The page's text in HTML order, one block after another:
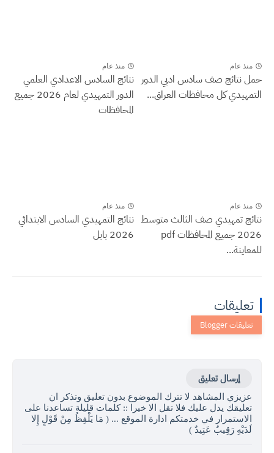
منذ عام
حمل نتائج صف سادس ادبي الدور
التمهيدي كل محافظات العراق...
منذ عام
نتائج السادس الاعدادي العلمي
الدور التمهيدي لعام 2026 جميع
المحافظات
منذ عام
نتائج تمهيدي صف الثالث متوسط
2026 جميع المحافظات pdf
للمعاينة...
منذ عام
نتائج التمهيدي السادس الابتدائي
2026 بابل
تعليقات
إرسال تعليق
عزيزي المشاهد لا تترك الموضوع بدون تعليق وتذكر ان
تعليقك يدل عليك فلا تقل الا خيرا :: كلمات قليلة تساعدنا على
الاستمرار في خدمتكم ادارة الموقع ... ( مَا يَلْفِظُ مِنْ قَوْلٍ إِلا
لَدَيْهِ رَقِيبٌ عَتِيدٌ )